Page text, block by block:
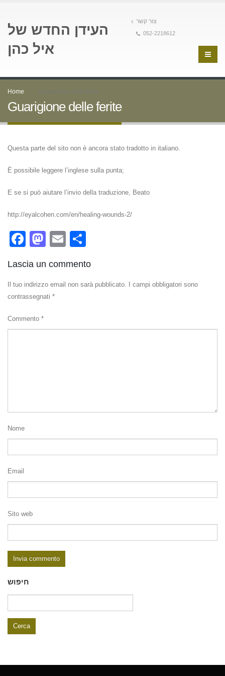
העידן החדש של
איל כהן
צור קשר
052-2218612
Home Guarigione delle ferite
Guarigione delle ferite
Questa parte del sito non è ancora stato tradotto in italiano.
È possibile leggere l’inglese sulla punta;
E se si può aiutare l’invio della traduzione, Beato
http://eyalcohen.com/en/healing-wounds-2/
Facebook
Mastodon
Email
Lascia un commento
Il tuo indirizzo email non sarà pubblicato.
I campi obbligatori sono
contrassegnati *
Commento *
Nome
Email
Sito web
חיפוש
per: